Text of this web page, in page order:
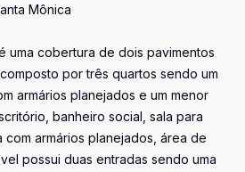
Mônica
uma cobertura de dois pavimentos
por três quartos sendo um
armários planejados e um menor
banheiro social, sala para
armários planejados, área de
possui duas entradas sendo uma